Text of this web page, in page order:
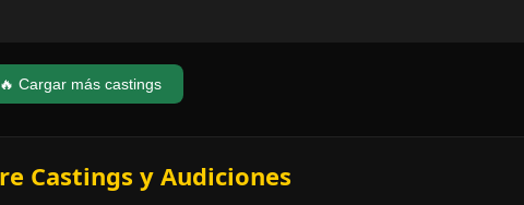
🔥 Cargar más castings
Castings y Audiciones